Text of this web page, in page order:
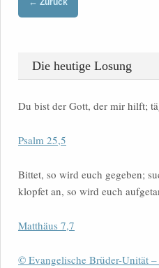
Zurück
Die heutige Losung
Du bist der Gott, der mir hilft;
Psalm 25,5
Bittet, so wird euch gegeben;
klopfet an, so wird euch
Matthäus 7,7
© Evangelische Brüder-Unität